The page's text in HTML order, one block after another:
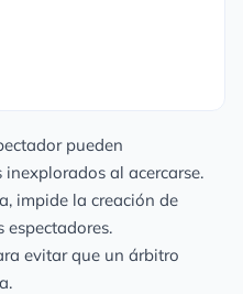
pueden
al acercarse.
impide la creación de
espectadores.
evitar que un árbitro